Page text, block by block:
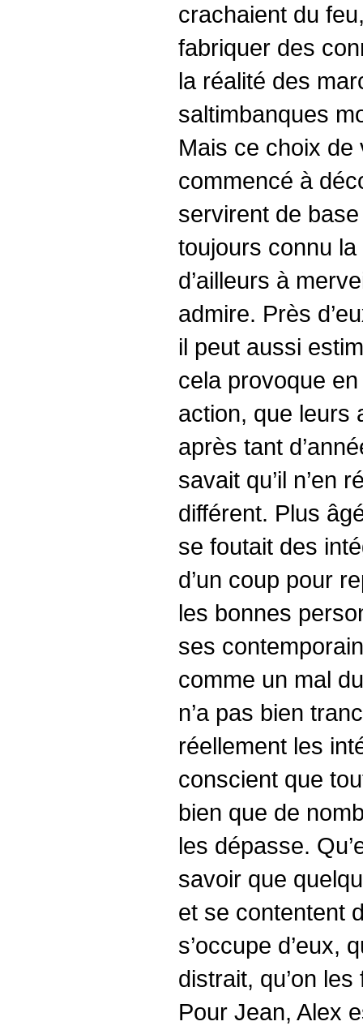
crachaient du
fabriquer des
la réalité des
saltimbanques
Mais ce choix de
commencé à
servirent de
toujours connu
d’ailleurs à
admire. Près
il peut aussi
cela provoque
action, que leurs
après tant
savait qu’il n’en
différent. Plus
se foutait des
d’un coup pour
les bonnes
ses
comme un mal
n’a pas bien
réellement les
conscient que
bien que de
les dépasse.
savoir que
et se contentent
s’occupe d’eux,
distrait, qu’on
Pour Jean, Alex